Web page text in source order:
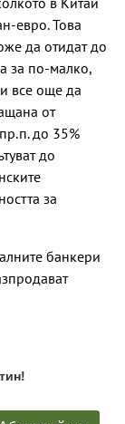
евро. Това
да отидат до
за по-малко,
и все още да
от
до 35%
до
за
банкери